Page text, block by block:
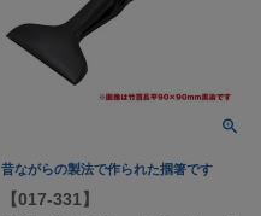
昔ながらの製法で作られた掴箸です
【017-331】